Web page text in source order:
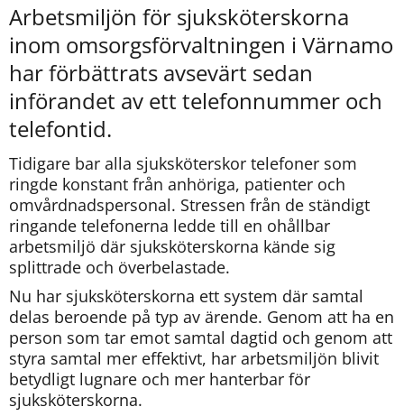
Arbetsmiljön för sjuksköterskorna
inom omsorgsförvaltningen i Värnamo
har förbättrats avsevärt sedan
införandet av ett telefonnummer och
telefontid.
Tidigare bar alla sjuksköterskor telefoner som
ringde konstant från anhöriga, patienter och
omvårdnadspersonal. Stressen från de ständigt
ringande telefonerna ledde till en ohållbar
arbetsmiljö där sjuksköterskorna kände sig
splittrade och överbelastade.
Nu har sjuksköterskorna ett system där samtal
delas beroende på typ av ärende. Genom att ha en
person som tar emot samtal dagtid och genom att
styra samtal mer effektivt, har arbetsmiljön blivit
betydligt lugnare och mer hanterbar för
sjuksköterskorna.